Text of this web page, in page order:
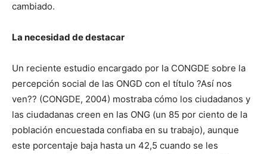
cambiado.
La necesidad de destacar
Un reciente estudio encargado por la CONGDE sobre la
percepción social de las ONGD con el título ?Así nos
ven?? (CONGDE, 2004) mostraba cómo los ciudadanos y
las ciudadanas creen en las ONG (un 85 por ciento de la
población encuestada confiaba en su trabajo), aunque
este porcentaje baja hasta un 42,5 cuando se les